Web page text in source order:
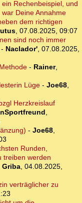
ein Rechenbeispiel, und
Deine Annahme
dem richtigen
, 07.08.2025, 09:07
sind noch immer
- Naclador', 07.08.2025,
- Rainer,
Lüge- Joe68,
Herzkreislauf
,
- Joe68,
Runden,
treiben werden
Griba, 04.08.2025,
verträglicher zu